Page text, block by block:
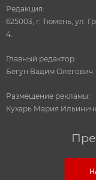
Редакция:
625003, г. Тюмень, ул.
4.
Главный редактор:
Бегун Вадим Олегович
Размещение рекламы:
Кухарь Мария
Оставьте